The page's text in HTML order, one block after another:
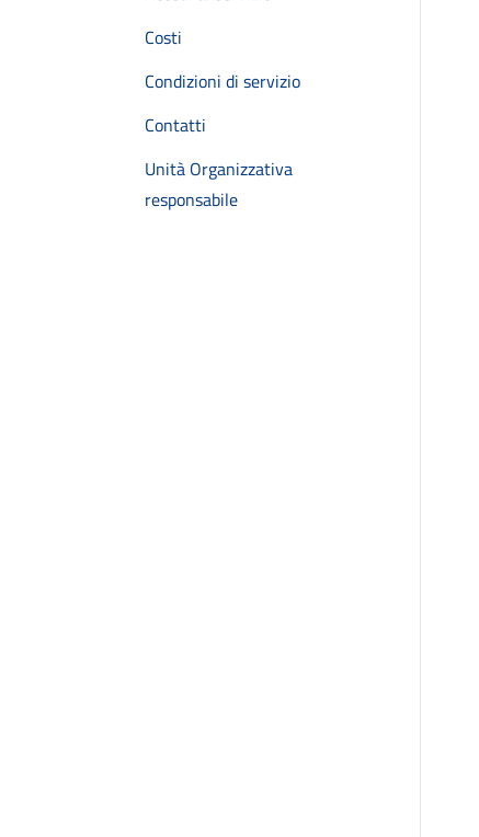
Costi
Condizioni di servizio
Contatti
Unità Organizzativa
responsabile